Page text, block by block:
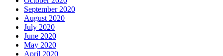
September 2020
August 2020
July 2020
June 2020
May 2020
April 2020